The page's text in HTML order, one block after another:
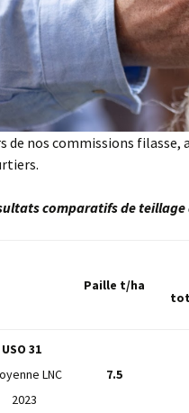
de nos commissions filasse,
comparatifs de teillage
Paille t/ha
USO 31
LNC
2023
7.5